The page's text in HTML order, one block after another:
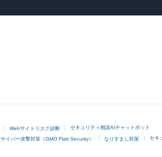
Webサイトリスク診断 セキュリティ相談AIチャットボット
サイバー攻撃対策（GMO Flatt Security） なりすまし対策 セキ